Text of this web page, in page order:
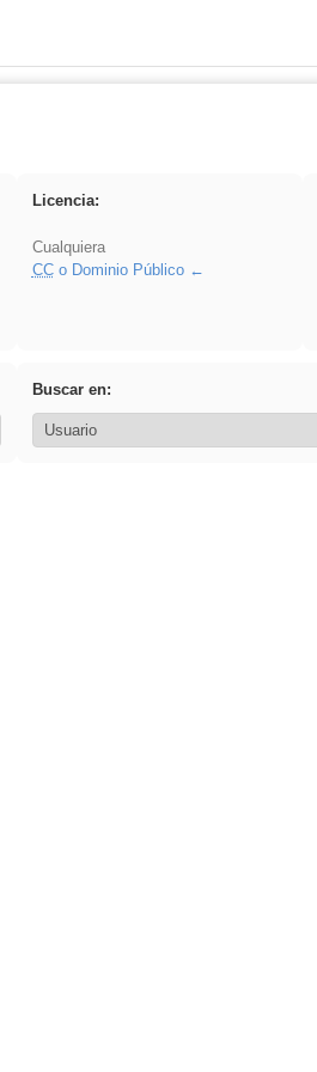
Licencia:
Cualquiera
CCo Dominio Público
Buscar en: